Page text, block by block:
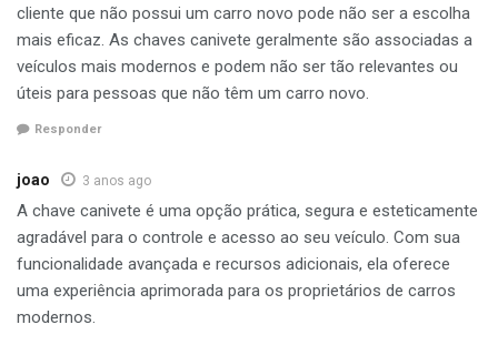
cliente que não possui um carro novo pode não ser a escolha
mais eficaz. As chaves canivete geralmente são associadas a
veículos mais modernos e podem não ser tão relevantes ou
úteis para pessoas que não têm um carro novo.
Responder
joao 3 anos ago
A chave canivete é uma opção prática, segura e esteticamente
agradável para o controle e acesso ao seu veículo. Com sua
funcionalidade avançada e recursos adicionais, ela oferece
uma experiência aprimorada para os proprietários de carros
modernos.